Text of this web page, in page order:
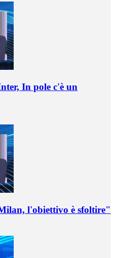
In pole c'è un
l'obiettivo è sfoltire"